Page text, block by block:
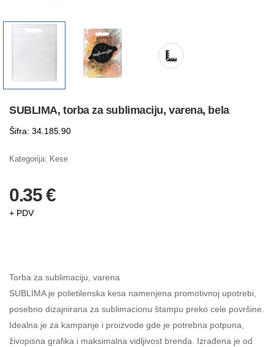
SUBLIMA, torba za sublimaciju, varena, bela
Šifra: 34.185.90
Kategorija: Kese
0.35 €
+ PDV
Torba za sublimaciju, varena
SUBLIMA je polietilenska kesa namenjena promotivnoj upotrebi,
posebno dizajnirana za sublimacionu štampu preko cele površine.
Idealna je za kampanje i proizvode gde je potrebna potpuna,
živopisna grafika i maksimalna vidljivost brenda. Izrađena je od